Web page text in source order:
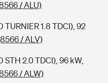
/ ALU)
1.8 TDCI), 92
/ ALV)
STH 2.0 TDCI), 96 kW,
/ ALW)